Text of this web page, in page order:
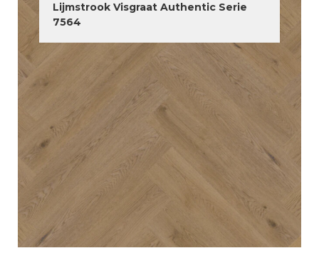
Lijmstrook Visgraat Authentic Serie
7564